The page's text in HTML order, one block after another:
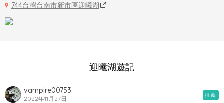
744台灣台南市新市區迎曦湖
迎曦湖遊記
vampire00753
2022年11月27日 推薦